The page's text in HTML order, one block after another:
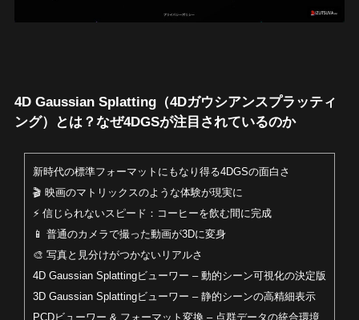
4D Gaussian Splatting（4Dガウシアンスプラッティ
ング）とは？なぜ4DGSが注目されているのか
新時代の標準フォーマットにもなり得る4DGSの面白さ
🎬 映画のマトリックスのような体験が現実に
⚡ 信じられないスピード：コーヒーを飲む間に完成
📱 普通のカメラで撮った動画が3Dに変身
🎨 写真と見分けがつかないリアルさ
4D Gaussian Splattingビューワー – 動的シーン可視化の決定版
3D Gaussian Splattingビューワー – 静的シーンの高精細表示
PCDビューワー & フォーマット変換 – 点群データの統合環境